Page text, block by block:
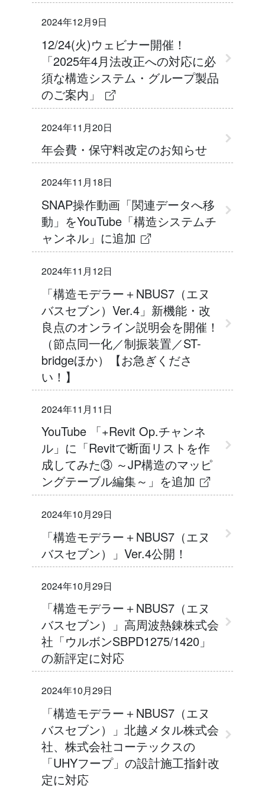
2024年12月9日
12/24(火)ウェビナー開催！
「2025年4月法改正への対応に必
須な構造システム・グループ製品
のご案内」
2024年11月20日
年会費・保守料改定のお知らせ
2024年11月18日
SNAP操作動画「関連データへ移
動」をYouTube「構造システムチ
ャンネル」に追加
2024年11月12日
「構造モデラー＋NBUS7（エヌ
バスセブン）Ver.4」新機能・改
良点のオンライン説明会を開催！
（節点同一化／制振装置／ST-
bridgeほか）【お急ぎくださ
い！】
2024年11月11日
YouTube 「+Revit Op.チャンネ
ル」に「Revitで断面リストを作
成してみた③ ～JP構造のマッピ
ングテーブル編集～」を追加
2024年10月29日
「構造モデラー＋NBUS7（エヌ
バスセブン）」Ver.4公開！
2024年10月29日
「構造モデラー＋NBUS7（エヌ
バスセブン）」高周波熱錬株式会
社「ウルボンSBPD1275/1420」
の新評定に対応
2024年10月29日
「構造モデラー＋NBUS7（エヌ
バスセブン）」北越メタル株式会
社、株式会社コーテックスの
「UHYフープ」の設計施工指針改
定に対応